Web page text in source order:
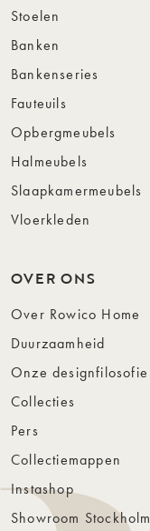
Stoelen
Banken
Bankenseries
Fauteuils
Opbergmeubels
Halmeubels
Slaapkamermeubels
Vloerkleden
OVER ONS
Over Rowico Home
Duurzaamheid
Onze designfilosofie
Collecties
Pers
Collectiemappen
Instashop
Showroom Stockholm